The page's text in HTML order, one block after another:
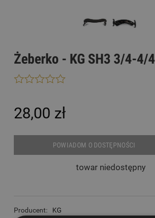
Żeberko - KG SH3 3/4-4/4
28,00 zł
POWIADOM O DOSTĘPNOŚCI
towar niedostępny
Producent:
KG